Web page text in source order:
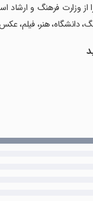
مرداد ماه 1399 مجوز رسمی خود را
دانشگاه، هنر، فیلم،